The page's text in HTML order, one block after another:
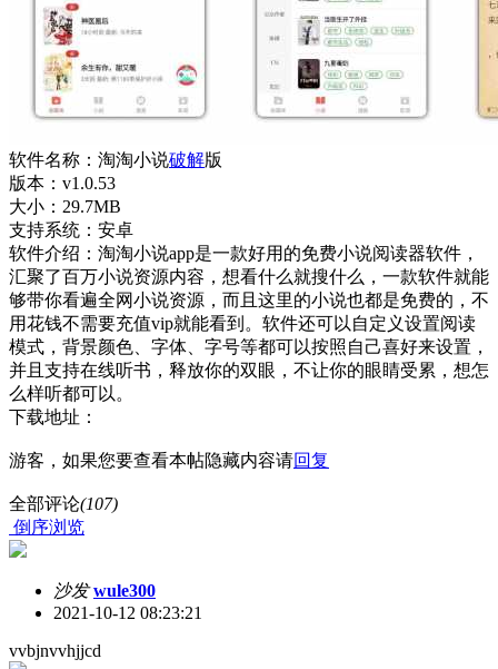
软件名称：淘淘小说破解版
版本：v1.0.53
大小：29.7MB
支持系统：安卓
软件介绍：淘淘小说app是一款好用的免费小说阅读器软件，
汇聚了百万小说资源内容，想看什么就搜什么，一款软件就能
够带你看遍全网小说资源，而且这里的小说也都是免费的，不
用花钱不需要充值vip就能看到。软件还可以自定义设置阅读
模式，背景颜色、字体、字号等都可以按照自己喜好来设置，
并且支持在线听书，释放你的双眼，不让你的眼睛受累，想怎
么样听都可以。
下载地址：
游客，如果您要查看本帖隐藏内容请回复
全部评论(107)
倒序浏览
沙发 wule300
2021-10-12 08:23:21
vvbjnvvhjjcd